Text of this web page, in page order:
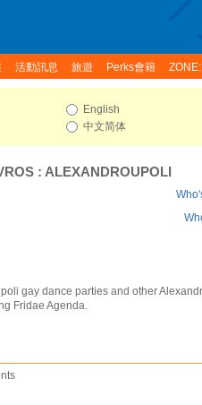
活動訊息 旅遊 Perks會籍 ZONE:
English
中文简体
: ALEXANDROUPOLI
gay dance parties and other
Fridae Agenda.